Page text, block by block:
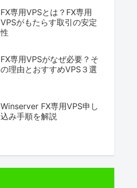
FX専用VPSとは？FX専用
VPSがもたらす取引の安定
性
FX専用VPSがなぜ必要？そ
の理由とおすすめVPS３選
Winserver FX専用VPS申し
込み手順を解説